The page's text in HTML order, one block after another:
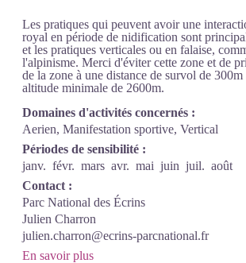
Les pratiques qui peuvent avoir une
royal en période de nidification sont
et les pratiques verticales ou en falaise,
l'alpinisme. Merci d'éviter cette zone et de
de la zone à une distance de survol de
altitude minimale de 2600m.
Domaines d'activités concernés :
Aerien, Manifestation sportive, Vertical
Périodes de sensibilité :
janv. févr. mars avr. mai juin juil. août
Contact :
Parc National des Écrins
Julien Charron
julien.charron@ecrins-parcnational.fr
En savoir plus